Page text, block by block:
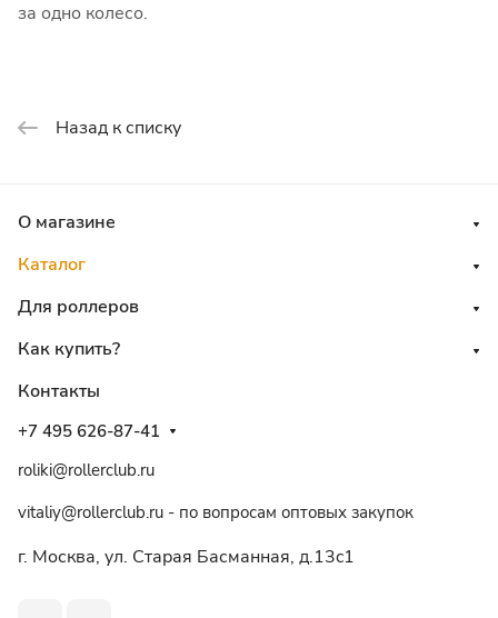
за одно колесо.
Назад к списку
О магазине
Каталог
Для роллеров
Как купить?
Контакты
+7 495 626-87-41
roliki@rollerclub.ru
vitaliy@rollerclub.ru - по вопросам оптовых закупок
г. Москва, ул. Старая Басманная, д.13c1